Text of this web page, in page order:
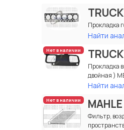
Прокладка
Найти
Нет в наличии
Прокладка
двойная )
Найти
Нет в наличии MAHLE
Фильтр,